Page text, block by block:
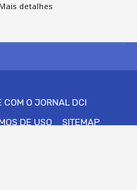
COM O JORNAL DCI
DE USO SITEMAP
Mais detalhes